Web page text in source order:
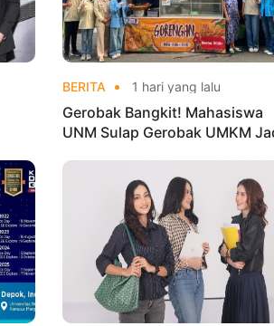
BERITA 1 hari yang lalu
Gerobak Bangkit! Mahasiswa
UNM Sulap Gerobak UMKM